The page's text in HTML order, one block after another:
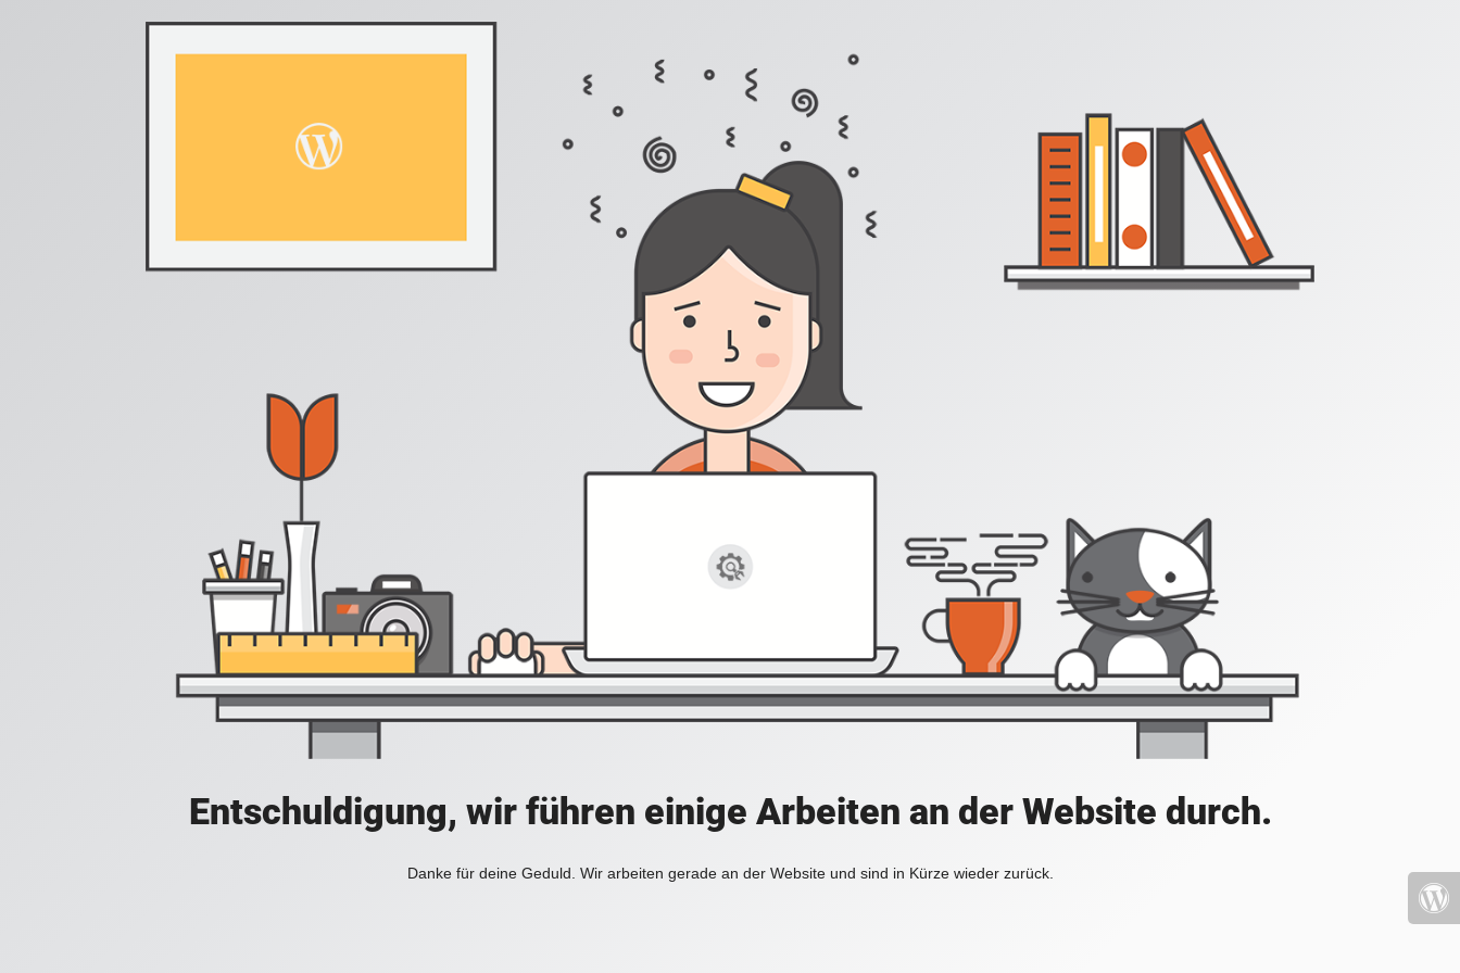
Entschuldigung, wir führen einige Arbeiten an der Website durch.
Danke für deine Geduld. Wir arbeiten gerade an der Website und sind in Kürze wieder zurück.